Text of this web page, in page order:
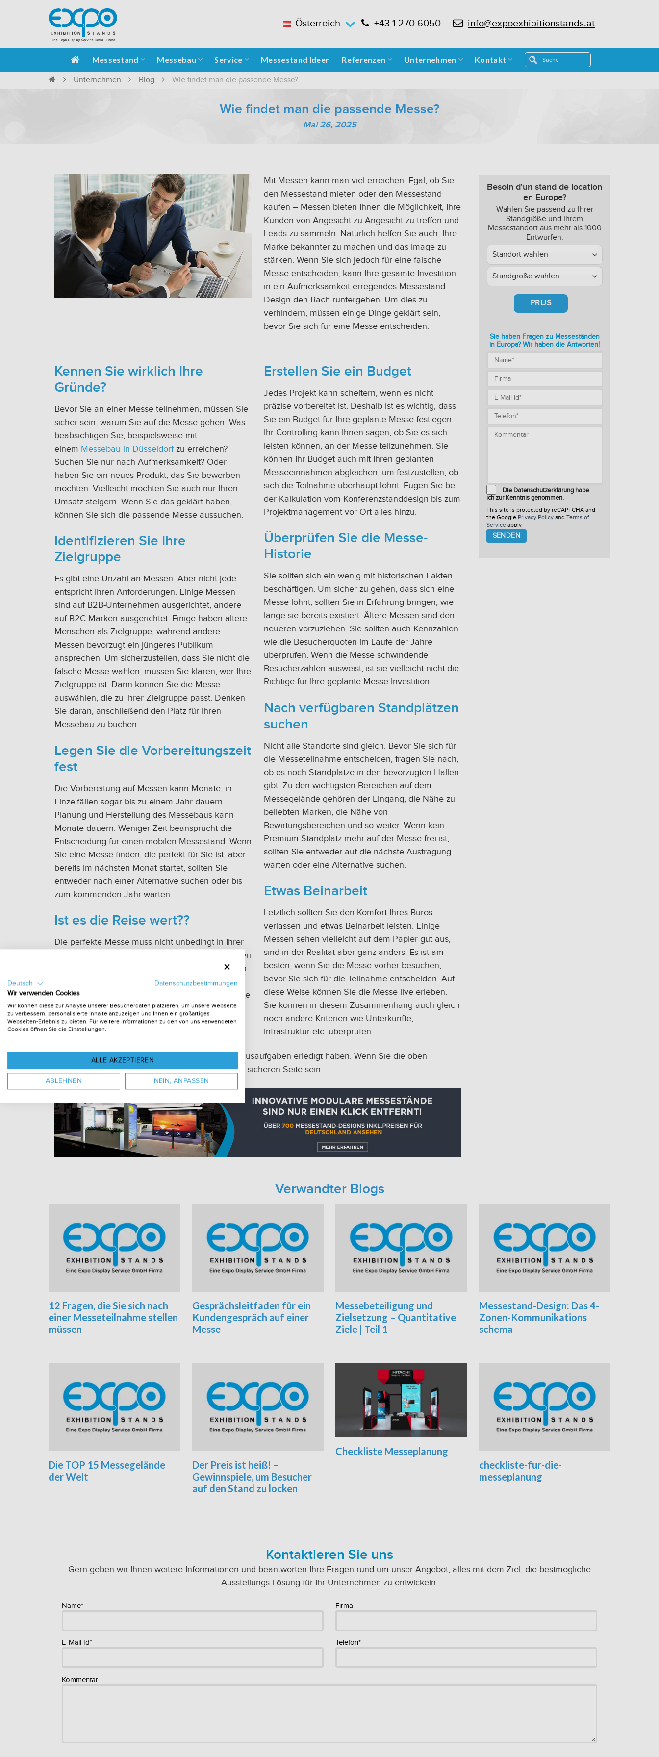
Österreich +43 1 270 6050 info@expoexhibitionstands.at
Messestand Messebau Service Messestand Ideen Referenzen Unternehmen Kontakt
Unternehmen Blog Wie findet man die passende Messe?
Wie findet man die passende Messe?
Mai 26, 2025
Mit Messen kann man viel erreichen. Egal, ob Sie
den Messestand mieten oder den Messestand
kaufen – Messen bieten Ihnen die Möglichkeit, Ihre
Kunden von Angesicht zu Angesicht zu treffen und
Leads zu sammeln. Natürlich helfen Sie auch, Ihre
Marke bekannter zu machen und das Image zu
stärken. Wenn Sie sich jedoch für eine falsche
Messe entscheiden, kann Ihre gesamte Investition
in ein Aufmerksamkeit erregendes Messestand
Design den Bach runtergehen. Um dies zu
verhindern, müssen einige Dinge geklärt sein,
bevor Sie sich für eine Messe entscheiden.
Kennen Sie wirklich Ihre
Gründe?
Bevor Sie an einer Messe teilnehmen, müssen Sie
sicher sein, warum Sie auf die Messe gehen. Was
beabsichtigen Sie, beispielsweise mit
einem Messebau in Düsseldorfzu erreichen?
Suchen Sie nur nach Aufmerksamkeit? Oder
haben Sie ein neues Produkt, das Sie bewerben
möchten. Vielleicht möchten Sie auch nur Ihren
Umsatz steigern. Wenn Sie das geklärt haben,
können Sie sich die passende Messe aussuchen.
Identifizieren Sie Ihre
Zielgruppe
Es gibt eine Unzahl an Messen. Aber nicht jede
entspricht Ihren Anforderungen. Einige Messen
sind auf B2B-Unternehmen ausgerichtet, andere
auf B2C-Marken ausgerichtet. Einige haben ältere
Menschen als Zielgruppe, während andere
Messen bevorzugt ein jüngeres Publikum
ansprechen. Um sicherzustellen, dass Sie nicht die
falsche Messe wählen, müssen Sie klären, wer Ihre
Zielgruppe ist. Dann können Sie die Messe
auswählen, die zu Ihrer Zielgruppe passt. Denken
Sie daran, anschließend den Platz für Ihren
Messebau zu buchen
Legen Sie die Vorbereitungszeit
fest
Die Vorbereitung auf Messen kann Monate, in
Einzelfällen sogar bis zu einem Jahr dauern.
Planung und Herstellung des Messebaus kann
Monate dauern. Weniger Zeit beansprucht die
Entscheidung für einen mobilen Messestand. Wenn
Sie eine Messe finden, die perfekt für Sie ist, aber
bereits im nächsten Monat startet, sollten Sie
entweder nach einer Alternative suchen oder bis
zum kommenden Jahr warten.
Ist es die Reise wert??
Die perfekte Messe muss nicht unbedingt in Ihrer
Nähe liegen. Wenn Sie tausend Kilometer anreisen
müssen, um an einer Messe teilzunehmen, sollten
Sie sich sicher sein, dass der Aufwand sich lohnt.
Zusätzlich zur An- und Abreise müssen Sie weitere
Kosten wie Unterkunft, Fütterung usw.
berücksichtigen.
Erstellen Sie ein Budget
Jedes Projekt kann scheitern, wenn es nicht
präzise vorbereitet ist. Deshalb ist es wichtig, dass
Sie ein Budget für Ihre geplante Messe festlegen.
Ihr Controlling kann Ihnen sagen, ob Sie es sich
leisten können, an der Messe teilzunehmen. Sie
können Ihr Budget auch mit Ihren geplanten
Messeeinnahmen abgleichen, um festzustellen, ob
sich die Teilnahme überhaupt lohnt. Fügen Sie bei
der Kalkulation vom Konferenzstanddesign bis zum
Projektmanagement vor Ort alles hinzu.
Überprüfen Sie die Messe-
Historie
Sie sollten sich ein wenig mit historischen Fakten
beschäftigen. Um sicher zu gehen, dass sich eine
Messe lohnt, sollten Sie in Erfahrung bringen, wie
lange sie bereits existiert. Ältere Messen sind den
neueren vorzuziehen. Sie sollten auch Kennzahlen
wie die Besucherquoten im Laufe der Jahre
überprüfen. Wenn die Messe schwindende
Besucherzahlen ausweist, ist sie vielleicht nicht die
Richtige für Ihre geplante Messe-Investition.
Nach verfügbaren Standplätzen
suchen
Nicht alle Standorte sind gleich. Bevor Sie sich für
die Messeteilnahme entscheiden, fragen Sie nach,
ob es noch Standplätze in den bevorzugten Hallen
gibt. Zu den wichtigsten Bereichen auf dem
Messegelände gehören der Eingang, die Nähe zu
beliebten Marken, die Nähe von
Bewirtungsbereichen und so weiter. Wenn kein
Premium-Standplatz mehr auf der Messe frei ist,
sollten Sie entweder auf die nächste Austragung
warten oder eine Alternative suchen.
Etwas Beinarbeit
Letztlich sollten Sie den Komfort Ihres Büros
verlassen und etwas Beinarbeit leisten. Einige
Messen sehen vielleicht auf dem Papier gut aus,
sind in der Realität aber ganz anders. Es ist am
besten, wenn Sie die Messe vorher besuchen,
bevor Sie sich für die Teilnahme entscheiden. Auf
diese Weise können Sie die Messe live erleben.
Sie können in diesem Zusammenhang auch gleich
noch andere Kriterien wie Unterkünfte,
Infrastruktur etc. überprüfen.
Stellen Sie sicher, dass Sie vor der Messe Ihre Hausaufgaben erledigt haben. Wenn Sie die oben
beschriebenen Tipps befolgen, sollten Sie auf der sicheren Seite sein.
Besoin d'un stand de location
en Europe?
Wählen Sie passend zu Ihrer
Standgröße und Ihrem
Messestandort aus mehr als 1000
Entwürfen.
PRIJS
Sie haben Fragen zu Messeständen
in Europa? Wir haben die Antworten!
Die Datenschutzerklärung habe
ich zur Kenntnis genommen.
This site is protected by reCAPTCHA and
the Google Privacy Policyand Terms of
Serviceapply.
Please
leave
Verwandter Blogs
12 Fragen, die Sie sich nach
einer Messeteilnahme stellen
müssen
Gesprächsleitfaden für ein
Kundengespräch auf einer
Messe
Messebeteiligung und
Zielsetzung – Quantitative
Ziele | Teil 1
Messestand-Design: Das 4-
Zonen-Kommunikations
schema
Die TOP 15 Messegelände
der Welt
Der Preis ist heiß! –
Gewinnspiele, um Besucher
auf den Stand zu locken
Checkliste Messeplanung
checkliste-fur-die-
messeplanung
Kontaktieren Sie uns
Gern geben wir Ihnen weitere Informationen und beantworten Ihre Fragen rund um unser Angebot, alles mit dem Ziel, die bestmögliche
Ausstellungs-Lösung für Ihr Unternehmen zu entwickeln.
Name* Firma
E-Mail Id* Telefon*
Kommentar
Deutsch
Datenschutzbestimmungen
Wir verwenden Cookies
Wir können diese zur Analyse unserer Besucherdaten platzieren, um unsere Webseite
zu verbessern, personalisierte Inhalte anzuzeigen und Ihnen ein großartiges
Webseiten-Erlebnis zu bieten. Für weitere Informationen zu den von uns verwendeten
Cookies öffnen Sie die Einstellungen.
ALLE AKZEPTIEREN
ABLEHNEN NEIN, ANPASSEN